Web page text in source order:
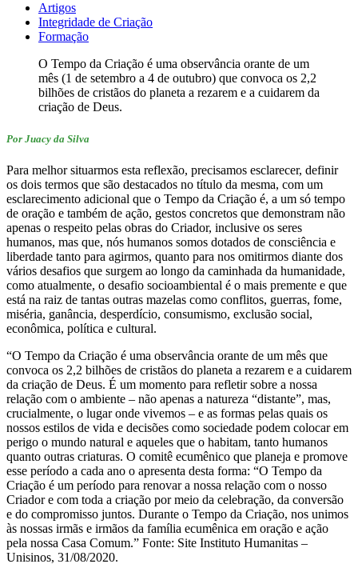
Artigos
Integridade de Criação
Formação
O Tempo da Criação é uma observância orante de um
mês (1 de setembro a 4 de outubro) que convoca os 2,2
bilhões de cristãos do planeta a rezarem e a cuidarem da
criação de Deus.
Por Juacy da Silva
Para melhor situarmos esta reflexão, precisamos esclarecer, definir
os dois termos que são destacados no título da mesma, com um
esclarecimento adicional que o Tempo da Criação é, a um só tempo
de oração e também de ação, gestos concretos que demonstram não
apenas o respeito pelas obras do Criador, inclusive os seres
humanos, mas que, nós humanos somos dotados de consciência e
liberdade tanto para agirmos, quanto para nos omitirmos diante dos
vários desafios que surgem ao longo da caminhada da humanidade,
como atualmente, o desafio socioambiental é o mais premente e que
está na raiz de tantas outras mazelas como conflitos, guerras, fome,
miséria, ganância, desperdício, consumismo, exclusão social,
econômica, política e cultural.
“O Tempo da Criação é uma observância orante de um mês que
convoca os 2,2 bilhões de cristãos do planeta a rezarem e a cuidarem
da criação de Deus. É um momento para refletir sobre a nossa
relação com o ambiente – não apenas a natureza “distante”, mas,
crucialmente, o lugar onde vivemos – e as formas pelas quais os
nossos estilos de vida e decisões como sociedade podem colocar em
perigo o mundo natural e aqueles que o habitam, tanto humanos
quanto outras criaturas. O comitê ecumênico que planeja e promove
esse período a cada ano o apresenta desta forma: “O Tempo da
Criação é um período para renovar a nossa relação com o nosso
Criador e com toda a criação por meio da celebração, da conversão
e do compromisso juntos. Durante o Tempo da Criação, nos unimos
às nossas irmãs e irmãos da família ecumênica em oração e ação
pela nossa Casa Comum.” Fonte: Site Instituto Humanitas –
Unisinos, 31/08/2020.